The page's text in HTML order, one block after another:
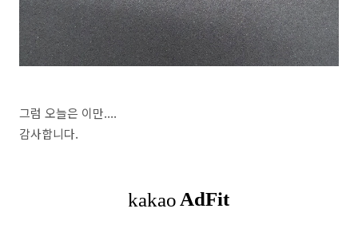
그럼 오늘은 이만....
감사합니다.